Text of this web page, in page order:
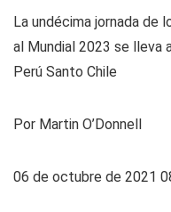
La undécima jornada de
al Mundial 2023 se lleva
Perú Santo Chile
Por Martin O’Donnell
06 de octubre de 2021